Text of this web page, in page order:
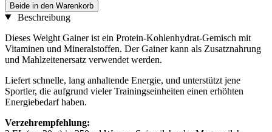
Beide in den Warenkorb
Beschreibung
Dieses Weight Gainer ist ein Protein-Kohlenhydrat-Gemisch mit
Vitaminen und Mineralstoffen. Der Gainer kann als Zusatznahrung
und Mahlzeitenersatz verwendet werden.
Liefert schnelle, lang anhaltende Energie, und unterstützt jene
Sportler, die aufgrund vieler Trainingseinheiten einen erhöhten
Energiebedarf haben.
Verzehrempfehlung: